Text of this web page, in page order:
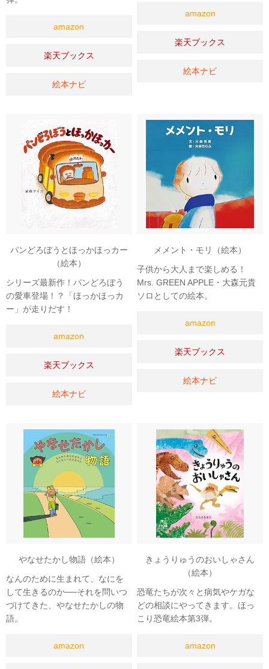
amazon
楽天ブックス
絵本ナビ
amazon
楽天ブックス
絵本ナビ
パンどろぼうとほっかほっカー
（絵本）
シリーズ最新作！パンどろぼう
の愛車登場！？「ほっかほっカ
ー」が走りだす！
amazon
楽天ブックス
絵本ナビ
メメント・モリ（絵本）
子供から大人まで楽しめる！
Mrs. GREEN APPLE・大森元貴
ソロとしての絵本。
amazon
楽天ブックス
絵本ナビ
やなせたかし物語（絵本）
なんのために生まれて、なにを
して生きるのか──それを問いつ
づけてきた、やなせたかしの物
語。
amazon
きょうりゅうのおいしゃさん
（絵本）
恐竜たちが次々と病気やケガな
どの相談にやってきます。ほっ
こり恐竜絵本第3弾。
amazon